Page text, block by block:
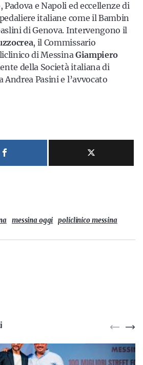
e Napoli ed eccellenze di
italiane come il Bambin
di Genova. Intervengono il
, il Commissario
di MessinaGiampiero
della Società italiana di
Pasini e l’avvocato
messina oggi policlinico messina